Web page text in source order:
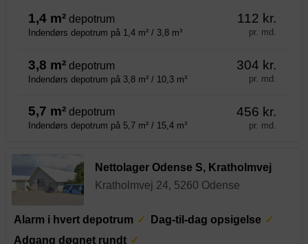
1,4 m² depotrum
Indendørs depotrum på 1,4 m² / 3,8 m³
112 kr.
pr. md.
3,8 m² depotrum
Indendørs depotrum på 3,8 m² / 10,3 m³
304 kr.
pr. md.
5,7 m² depotrum
Indendørs depotrum på 5,7 m² / 15,4 m³
456 kr.
pr. md.
Nettolager Odense S, Kratholmvej
Kratholmvej 24, 5260 Odense
Alarm i hvert depotrum
Dag-til-dag opsigelse
Adgang døgnet rundt